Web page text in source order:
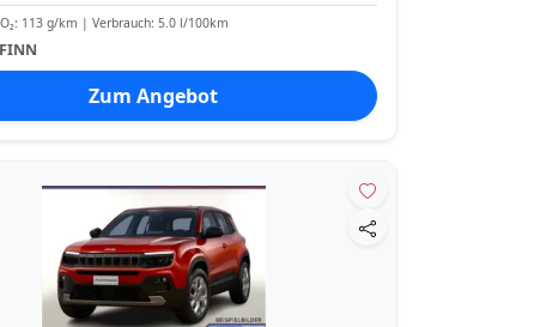
113 g/km | Verbrauch: 5.0 l/100km
FINN
Zum Angebot